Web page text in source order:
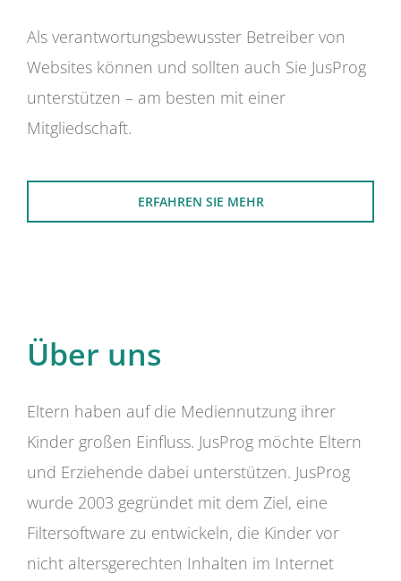
Als verantwortungsbewusster Betreiber von
Websites können und sollten auch Sie JusProg
unterstützen – am besten mit einer
Mitgliedschaft.
ERFAHREN SIE MEHR
Über uns
Eltern haben auf die Mediennutzung ihrer
Kinder großen Einfluss. JusProg möchte Eltern
und Erziehende dabei unterstützen. JusProg
wurde 2003 gegründet mit dem Ziel, eine
Filtersoftware zu entwickeln, die Kinder vor
nicht altersgerechten Inhalten im Internet